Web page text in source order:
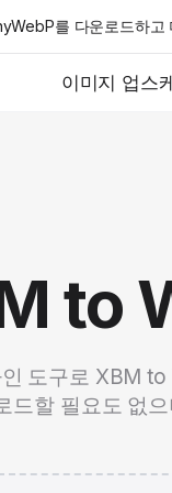
를 다운로드하고
이미지 업스
to
도구로 XBM
드할 필요도 없